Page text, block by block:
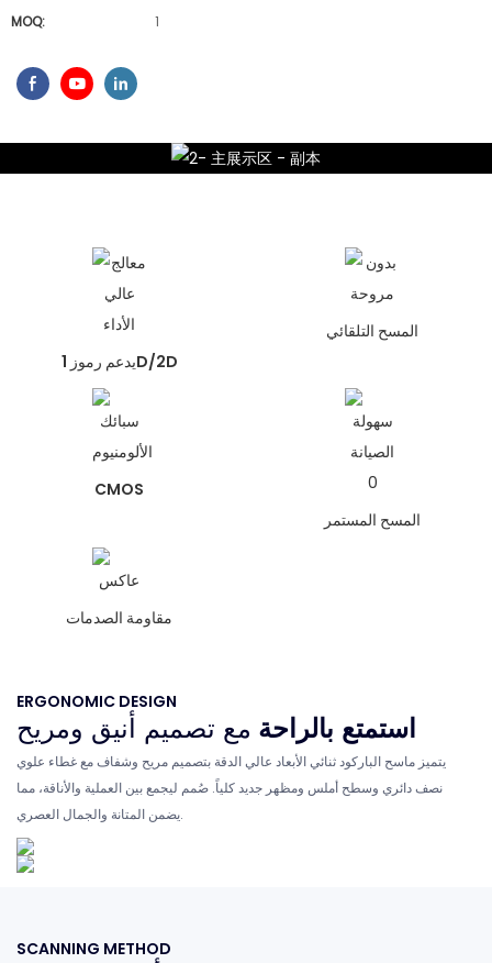
MOQ:
1
يدعم رموز 1D/2D
المسح التلقائي
CMOS
المسح المستمر
مقاومة الصدمات
ERGONOMIC DESIGN
استمتع بالراحة مع تصميم أنيق ومريح
يتميز ماسح الباركود ثنائي الأبعاد عالي الدقة بتصميم مريح وشفاف مع غطاء علوي
نصف دائري وسطح أملس ومظهر جديد كلياً. صُمم ليجمع بين العملية والأناقة، مما
يضمن المتانة والجمال العصري.
SCANNING METHOD